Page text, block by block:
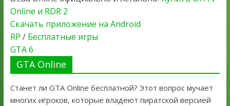
Online и RDR 2
Скачать приложение на Android
RP / Бесплатные игры
GTA 6
GTA Online
Станет ли GTA Online бесплатной? Этот вопрос мучает
многих игроков, которые владеют пиратской версией